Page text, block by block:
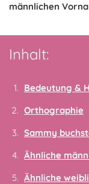
männlichen
Inhalt:
Bedeutung &
Orthographie
Sammy
Ähnliche
Ähnliche